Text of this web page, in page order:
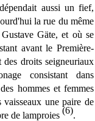
aussi un fief,
la rue du même
Gäte, et où se
avant le Première-
des droits seigneuriaux
consistant dans
hommes et femmes
une paire de
de lamproies (6).